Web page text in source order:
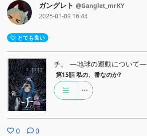
ガングレト @Ganglet_mrKY
2025-01-09 16:44
とても良い
チ。 ―地球の運動について―
第15話 私の、番なのか?
0 0